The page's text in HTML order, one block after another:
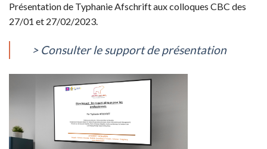
Présentation de Typhanie Afschrift aux colloques CBC des
27/01 et 27/02/2023.
> Consulter le support de présentation